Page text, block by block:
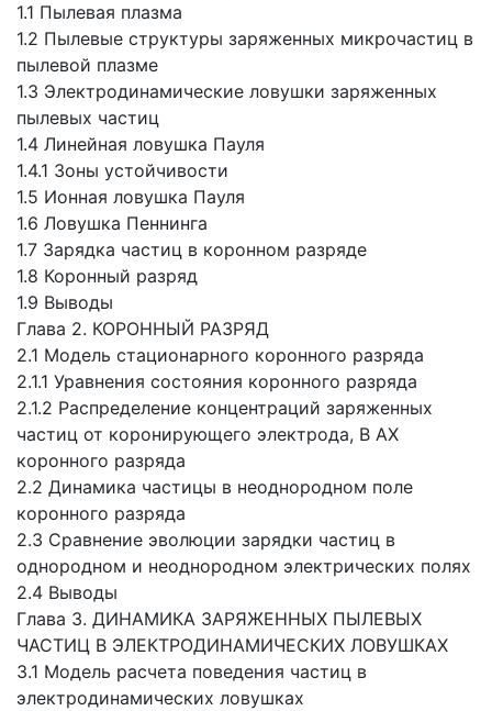
1.1 Пылевая плазма
1.2 Пылевые структуры заряженных микрочастиц в
пылевой плазме
1.3 Электродинамические ловушки заряженных
пылевых частиц
1.4 Линейная ловушка Пауля
1.4.1 Зоны устойчивости
1.5 Ионная ловушка Пауля
1.6 Ловушка Пеннинга
1.7 Зарядка частиц в коронном разряде
1.8 Коронный разряд
1.9 Выводы
Глава 2. КОРОННЫЙ РАЗРЯД
2.1 Модель стационарного коронного разряда
2.1.1 Уравнения состояния коронного разряда
2.1.2 Распределение концентраций заряженных
частиц от коронирующего электрода, В АХ
коронного разряда
2.2 Динамика частицы в неоднородном поле
коронного разряда
2.3 Сравнение эволюции зарядки частиц в
однородном и неоднородном электрических полях
2.4 Выводы
Глава 3. ДИНАМИКА ЗАРЯЖЕННЫХ ПЫЛЕВЫХ
ЧАСТИЦ В ЭЛЕКТРОДИНАМИЧЕСКИХ ЛОВУШКАХ
3.1 Модель расчета поведения частиц в
электродинамических ловушках